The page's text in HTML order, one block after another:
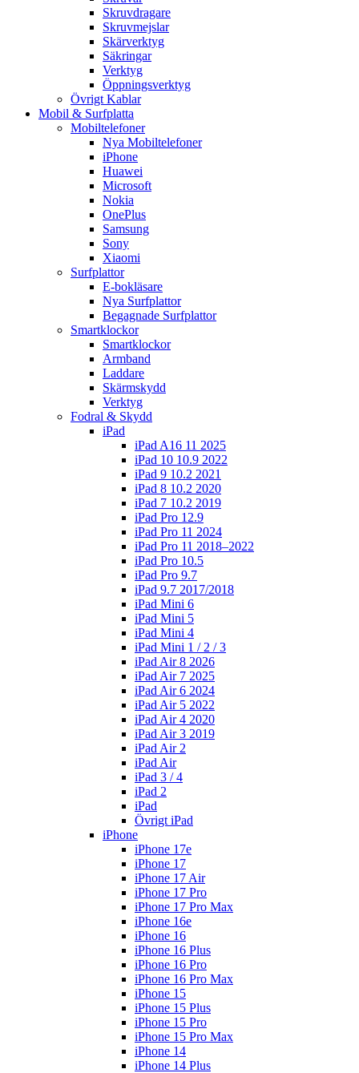
Skruvdragare
Skruvmejslar
Skärverktyg
Säkringar
Verktyg
Öppningsverktyg
Övrigt Kablar
Mobil & Surfplatta
Mobiltelefoner
Nya Mobiltelefoner
iPhone
Huawei
Microsoft
Nokia
OnePlus
Samsung
Sony
Xiaomi
Surfplattor
E-bokläsare
Nya Surfplattor
Begagnade Surfplattor
Smartklockor
Smartklockor
Armband
Laddare
Skärmskydd
Verktyg
Fodral & Skydd
iPad
iPad A16 11 2025
iPad 10 10.9 2022
iPad 9 10.2 2021
iPad 8 10.2 2020
iPad 7 10.2 2019
iPad Pro 12.9
iPad Pro 11 2024
iPad Pro 11 2018–2022
iPad Pro 10.5
iPad Pro 9.7
iPad 9.7 2017/2018
iPad Mini 6
iPad Mini 5
iPad Mini 4
iPad Mini 1 / 2 / 3
iPad Air 8 2026
iPad Air 7 2025
iPad Air 6 2024
iPad Air 5 2022
iPad Air 4 2020
iPad Air 3 2019
iPad Air 2
iPad Air
iPad 3 / 4
iPad 2
iPad
Övrigt iPad
iPhone
iPhone 17e
iPhone 17
iPhone 17 Air
iPhone 17 Pro
iPhone 17 Pro Max
iPhone 16e
iPhone 16
iPhone 16 Plus
iPhone 16 Pro
iPhone 16 Pro Max
iPhone 15
iPhone 15 Plus
iPhone 15 Pro
iPhone 15 Pro Max
iPhone 14
iPhone 14 Plus